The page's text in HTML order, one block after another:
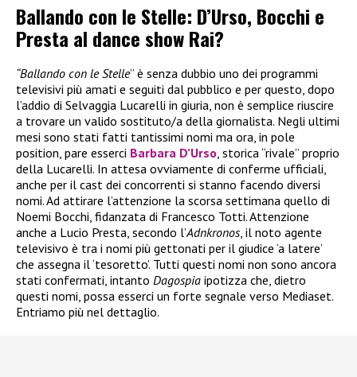
Ballando con le Stelle: D’Urso, Bocchi e
Presta al dance show Rai?
“Ballando con le Stelle” è senza dubbio uno dei programmi
televisivi più amati e seguiti dal pubblico e per questo, dopo
l’addio di Selvaggia Lucarelli in giuria, non è semplice riuscire
a trovare un valido sostituto/a della giornalista. Negli ultimi
mesi sono stati fatti tantissimi nomi ma ora, in pole
position, pare esserci Barbara D’Urso , storica “rivale” proprio
della Lucarelli. In attesa ovviamente di conferme ufficiali,
anche per il cast dei concorrenti si stanno facendo diversi
nomi. Ad attirare l’attenzione la scorsa settimana quello di
Noemi Bocchi, fidanzata di Francesco Totti. Attenzione
anche a Lucio Presta, secondo l’Adnkronos, il noto agente
televisivo è tra i nomi più gettonati per il giudice ‘a latere’
che assegna il ‘tesoretto’. Tutti questi nomi non sono ancora
stati confermati, intanto Dagospia ipotizza che, dietro
questi nomi, possa esserci un forte segnale verso Mediaset.
Entriamo più nel dettaglio.